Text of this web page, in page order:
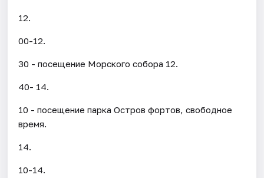
12.
00-12.
30 - посещение Морского собора 12.
40- 14.
10 - посещение парка Остров фортов, свободное
время.
14.
10-14.